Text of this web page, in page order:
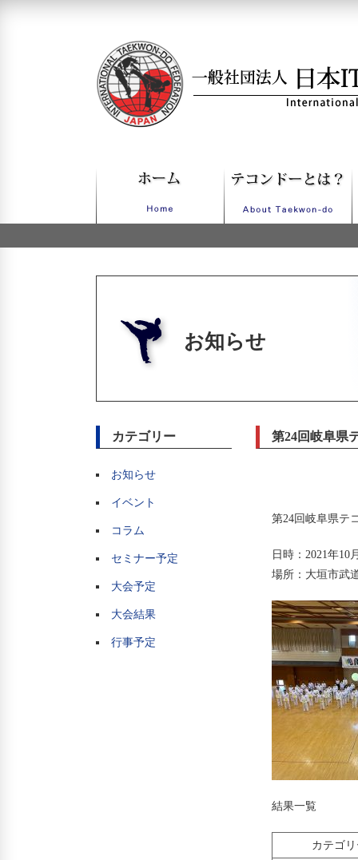
お知らせ
カテゴリー
お知らせ
イベント
コラム
セミナー予定
大会予定
大会結果
行事予定
第24回岐阜
第24回岐阜県テ
日時：2021年10
場所：大垣市武
結果一覧
カテゴ